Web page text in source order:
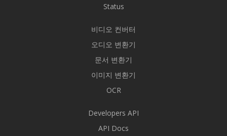
Status
비디오 컨버터
오디오 변환기
문서 변환기
이미지 변환기
OCR
Developers API
API Docs